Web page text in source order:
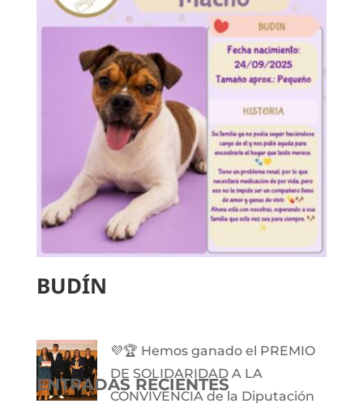
BUDÍN
ENTRADAS RECIENTES
💜🏆 Hemos ganado el PREMIO
DE SOLIDARIDAD A LA
CONVIVENCIA de la Diputación